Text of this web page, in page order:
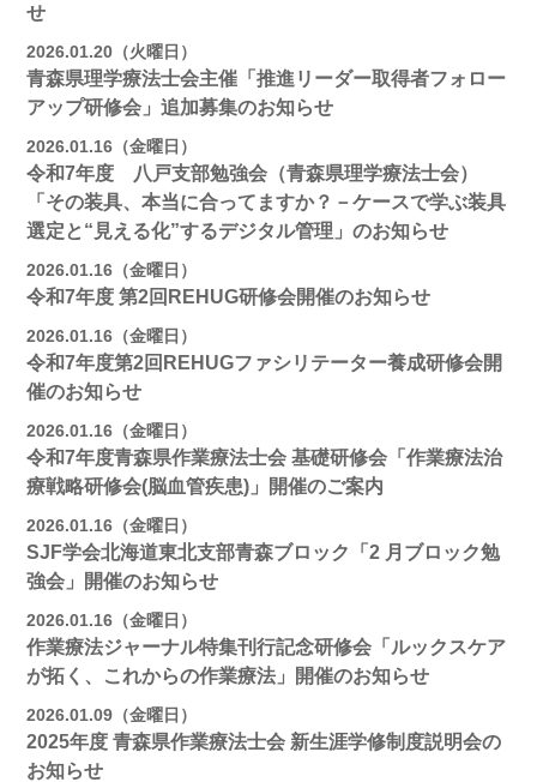
せ
2026.01.20（火曜日）
青森県理学療法士会主催「推進リーダー取得者フォロー
アップ研修会」追加募集のお知らせ
2026.01.16（金曜日）
令和7年度 八戸支部勉強会（青森県理学療法士会）
「その装具、本当に合ってますか？－ケースで学ぶ装具
選定と“見える化”するデジタル管理」のお知らせ
2026.01.16（金曜日）
令和7年度 第2回REHUG研修会開催のお知らせ
2026.01.16（金曜日）
令和7年度第2回REHUGファシリテーター養成研修会開
催のお知らせ
2026.01.16（金曜日）
令和7年度青森県作業療法士会 基礎研修会「作業療法治
療戦略研修会(脳血管疾患)」開催のご案内
2026.01.16（金曜日）
SJF学会北海道東北支部⻘森ブロック「2 月ブロック勉
強会」開催のお知らせ
2026.01.16（金曜日）
作業療法ジャーナル特集刊行記念研修会「ルックスケア
が拓く、これからの作業療法」開催のお知らせ
2026.01.09（金曜日）
2025年度 青森県作業療法士会 新生涯学修制度説明会の
お知らせ